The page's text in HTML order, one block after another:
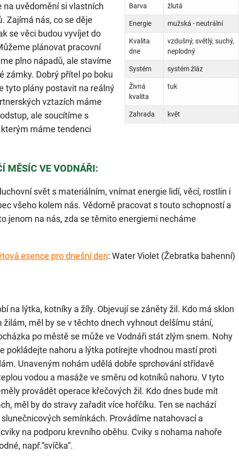
Barva žlutá
Energie mužská - neutrální
Kvalita
dne
vzdušný, světlý, suchý,
neplodný
Systém systém žláz
Živná
kvalita
tuk
Zahrada květ
na uvědomění si vlastních
Zajímá nás, co se děje
se věci budou vyvíjet do
plánovat pracovní
plno nápadů, ale stavíme
zámky. Dobrý přítel po boku
tyto plány postavit na reálný
vztazích máme
ale soucítíme s
máme tendenci
MĚSÍC VE VODNÁŘI:
svět s materiálním, vnímat energie lidí, věcí, rostlin i
všeho kolem nás. Vědomě pracovat s touto schopností a
jenom na nás, zda se těmito energiemi necháme
esence pro dnešní den: Water Violet (Žebratka bahenní)
na lýtka, kotníky a žíly. Objevují se záněty žil. Kdo má sklon
žilám, měl by se v těchto dnech vyhnout delšímu stání,
po městě se může ve Vodnáři stát zlým snem. Nohy
pokládejte nahoru a lýtka potírejte vhodnou mastí proti
Unaveným nohám udělá dobře sprchování střídavě
vodou a masáže ve směru od kotníků nahoru. V tyto
provádět operace křečových žil. Kdo dnes bude mít
měl by do stravy zařadit více hořčíku. Ten se nachází
semínkách. Provádíme natahovací a
na podporu krevního oběhu. Cviky s nohama nahoře
např.“svíčka“.